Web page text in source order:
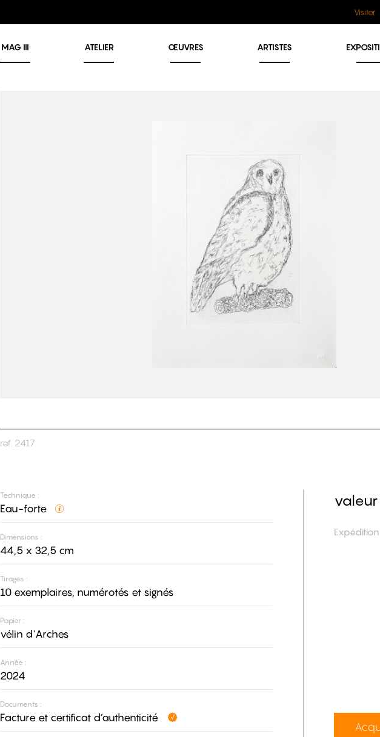
Visiter
MAG III ATELIER ŒUVRES ARTISTES
ref. 2417
Technique :
Eau-forte
Dimensions :
44,5 x 32,5 cm
Tirages :
10 exemplaires, numérotés et signés
Papier :
vélin d'Arches
Année :
2024
Documents :
Facture et certificat d’authenticité
valeur